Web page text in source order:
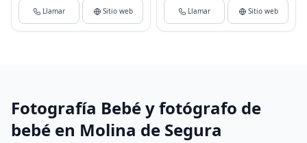
Llamar Sitio web Llamar Sitio web
Fotografía Bebé y fotógrafo de
bebé en Molina de Segura